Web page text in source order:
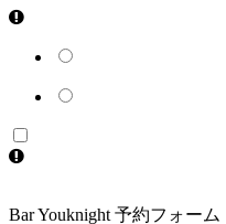
Bar Youknight 予約フォーム